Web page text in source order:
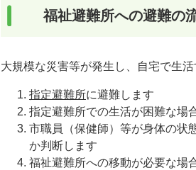
福祉避難所への避難の
大規模な災害等が発生し、自宅で生
指定避難所に避難します
指定避難所での生活が困難な場
市職員（保健師）等が身体の状
か判断します
福祉避難所への移動が必要な場